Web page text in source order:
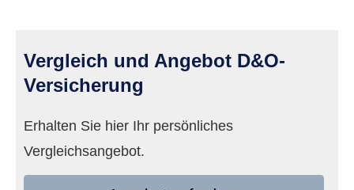
Vergleich und Angebot D&O-
Versicherung
Erhalten Sie hier Ihr persönliches
Vergleichsangebot.